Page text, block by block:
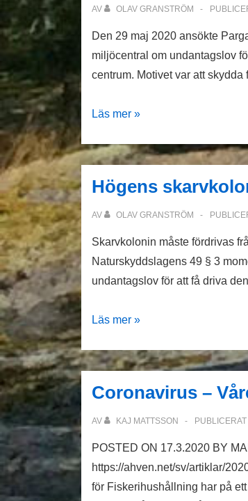
AV OLAV GRANSTRÖM
Den 29 maj 2020 ansökte
miljöcentral om undantagslov
centrum. Motivet var att
Avslag
ansökan
att
få
skarvkolonin
från
Högen
Hylkäävä
merimetsokolonian
karkottamiseksi
saarelta
Läs mer »
Högens
AV OLAV GRANSTRÖM
Skarvkolonin måste fördrivas
Naturskyddslagens 49 § 3
undantagslov för att få driva
Högens
/
merimetsokolnia
Läs mer »
Coronavirus –
AV KAJ MATTSSON
POSTED ON 17.3.2020 BY
https://ahven.net/sv/artiklar/
för Fiskerihushållning har på